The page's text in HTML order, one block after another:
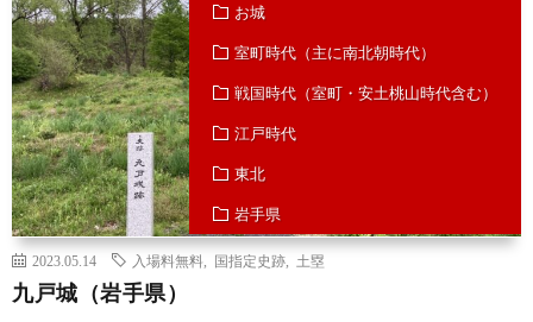
お城
室町時代（主に南北朝時代）
戦国時代（室町・安土桃山時代含む）
江戸時代
東北
岩手県
2023.05.14 入場料無料 国指定史跡 土塁
九戸城（岩手県）